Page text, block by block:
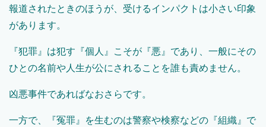
報道されたときのほうが、受けるインパクトは小さい印象
があります。
『犯罪』は犯す『個人』こそが『悪』であり、一般にその
ひとの名前や人生が公にされることを誰も責めません。
凶悪事件であればなおさらです。
一方で、『冤罪』を生むのは警察や検察などの『組織』で